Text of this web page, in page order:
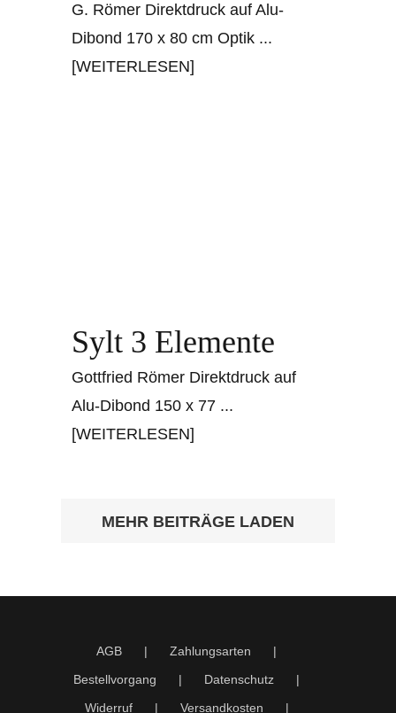
G. Römer Direktdruck auf Alu-
Dibond 170 x 80 cm Optik ...
[WEITERLESEN]
Sylt 3 Elemente
Gottfried Römer Direktdruck auf
Alu-Dibond 150 x 77 ...
[WEITERLESEN]
MEHR BEITRÄGE LADEN
AGB
Zahlungsarten
Bestellvorgang
Datenschutz
Widerruf
Versandkosten